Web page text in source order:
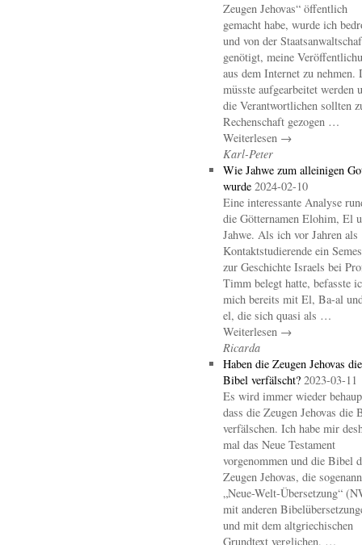
Zeugen Jehovas“ öffentlich
gemacht habe, wurde ich
und von der
genötigt, meine
aus dem Internet zu nehmen.
müsste aufgearbeitet werden
die Verantwortlichen sollten
Rechenschaft gezogen …
Weiterlesen →
Karl-Peter
Wie Jahwe zum alleinigen
wurde 2024-02-10
Eine interessante Analyse
die Götternamen Elohim, El
Jahwe. Als ich vor Jahren als
Kontaktstudierende ein
zur Geschichte Israels bei
Timm belegt hatte, befasste
mich bereits mit El, Ba-al
el, die sich quasi als …
Weiterlesen →
Ricarda
Haben die Zeugen Jehovas die
Bibel verfälscht? 2023-03-11
Es wird immer wieder
dass die Zeugen Jehovas die
verfälschen. Ich habe mir
mal das Neue Testament
vorgenommen und die Bibel
Zeugen Jehovas, die
„Neue-Welt-Übersetzung“
mit anderen
und mit dem altgriechischen
Grundtext verglichen. …